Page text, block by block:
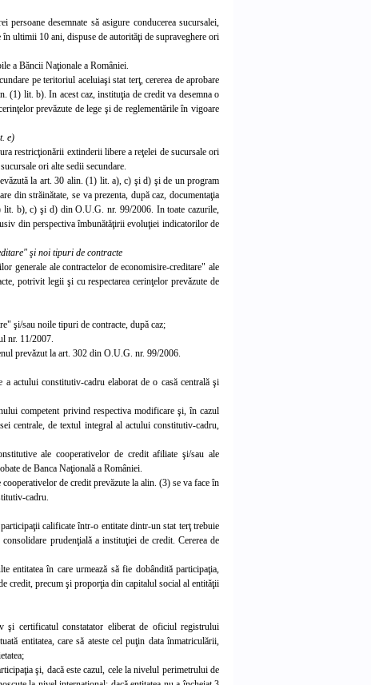
desemnate să asigure conducerea sucursalei,
ultimii 10 ani, dispuse de autorităţi de supraveghere ori
a Băncii Naţionale a României.
pe teritoriul aceluiaşi stat terţ, cererea de aprobare
(1) lit. b). In acest caz, instituţia de credit va desemna o
prevăzute de lege şi de reglementările în vigoare
e)
restricţionării extinderii libere a reţelei de sucursale ori
ori alte sedii secundare.
la art. 30 alin. (1) lit. a), c) şi d) şi de un program
din străinătate, se va prezenta, după caz, documentaţia
b), c) şi d) din O.U.G. nr. 99/2006. In toate cazurile,
din perspectiva îmbunătăţirii evoluţiei indicatorilor de
şi noi tipuri de contracte
generale ale contractelor de economisire-creditare" ale
potrivit legii şi cu respectarea cerinţelor prevăzute de
şi/sau noile tipuri de contracte, după caz;
nr. 11/2007.
prevăzut la art. 302 din O.U.G. nr. 99/2006.
actului constitutiv-cadru elaborat de o casă centrală şi
competent privind respectiva modificare şi, în cazul
centrale, de textul integral al actului constitutiv-cadru,
ale cooperativelor de credit afiliate şi/sau ale
de Banca Naţională a României.
de credit prevăzute la alin. (3) se va face în
cadru.
calificate într-o entitate dintr-un stat terţ trebuie
prudenţială a instituţiei de credit. Cererea de
în care urmează să fie dobândită participaţia,
credit, precum şi proporţia din capitalul social al entităţii
certificatul constatator eliberat de oficiul registrului
entitatea, care să ateste cel puţin data înmatriculării,
şi, dacă este cazul, cele la nivelul perimetrului de